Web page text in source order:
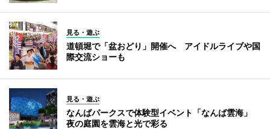
見る・遊ぶ
道頓堀で「盆おどり」開催へ アイドルライブや国
際交流ショーも
見る・遊ぶ
なんばパークスで体験型イベント「なんば雲海」
夜の庭園を雲海と光で彩る